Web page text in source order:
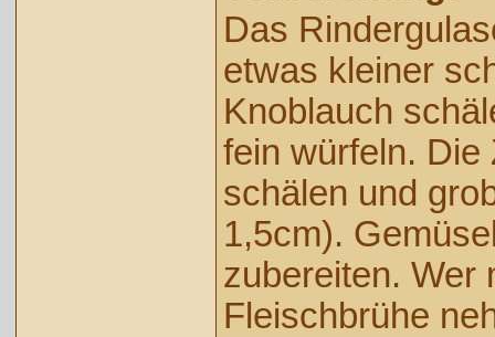
Das
etwas kleiner
Knoblauch
fein würfeln. Die
schälen und
1,5cm).
zubereiten. Wer
Fleischbrühe